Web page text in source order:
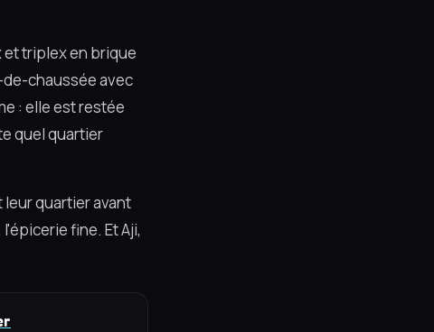
et triplex en brique
chaussée avec
: elle est restée
quel quartier
quartier avant
fine. Et Aji,